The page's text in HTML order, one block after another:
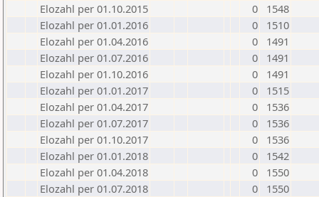
Elozahl per 01.10.2015
0
1548
Elozahl per 01.01.2016
0
1510
Elozahl per 01.04.2016
0
1491
Elozahl per 01.07.2016
0
1491
Elozahl per 01.10.2016
0
1491
Elozahl per 01.01.2017
0
1515
Elozahl per 01.04.2017
0
1536
Elozahl per 01.07.2017
0
1536
Elozahl per 01.10.2017
0
1536
Elozahl per 01.01.2018
0
1542
Elozahl per 01.04.2018
0
1550
Elozahl per 01.07.2018
0
1550